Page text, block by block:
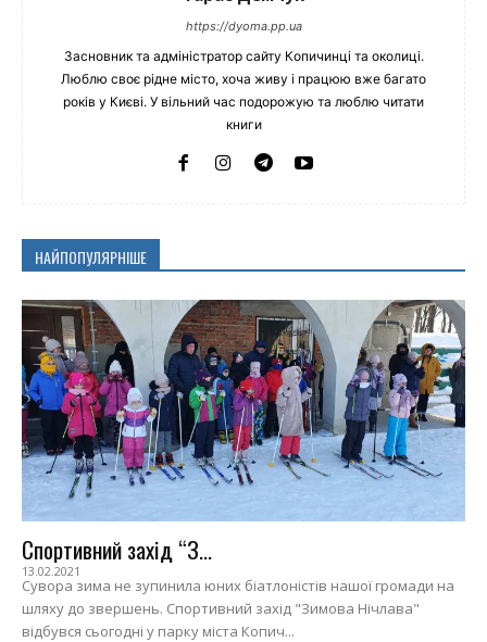
https://dyoma.pp.ua
Засновник та адміністратор сайту Копичинці та околиці.
Люблю своє рідне місто, хоча живу і працюю вже багато
років у Києві. У вільний час подорожую та люблю читати
книги
НАЙПОПУЛЯРНІШЕ
Спортивний захід “З...
13.02.2021
Сувора зима не зупинила юних біатлоністів нашої громади на
шляху до звершень. Спортивний захід "Зимова Нічлава"
відбувся сьогодні у парку міста Копич...